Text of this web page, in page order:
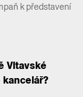
k představení
Vltavské